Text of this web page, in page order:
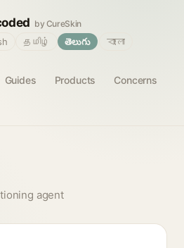
by CureSkin
Guides Products
Concerns
தமிழ் తెలుగు
বাংলা
agent